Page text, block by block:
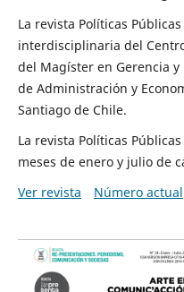
La revista Políticas
interdisciplinaria del
del Magíster en Gerencia y
de Administración y
Santiago de Chile.
La revista Políticas
meses de enero y julio de
Ver revista
Número actual